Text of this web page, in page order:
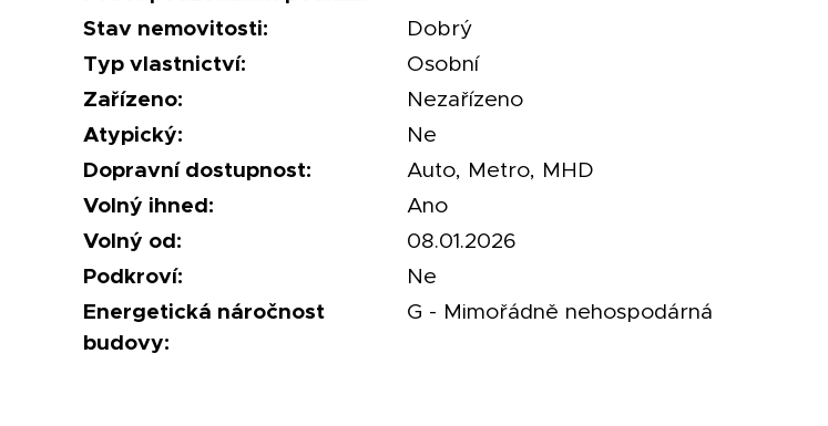
Stav nemovitosti:
Dobrý
Typ vlastnictví:
Osobní
Zařízeno:
Nezařízeno
Atypický:
Ne
Dopravní dostupnost:
Auto, Metro, MHD
Volný ihned:
Ano
Volný od:
08.01.2026
Podkroví:
Ne
Energetická náročnost
budovy:
G - Mimořádně nehospodárná